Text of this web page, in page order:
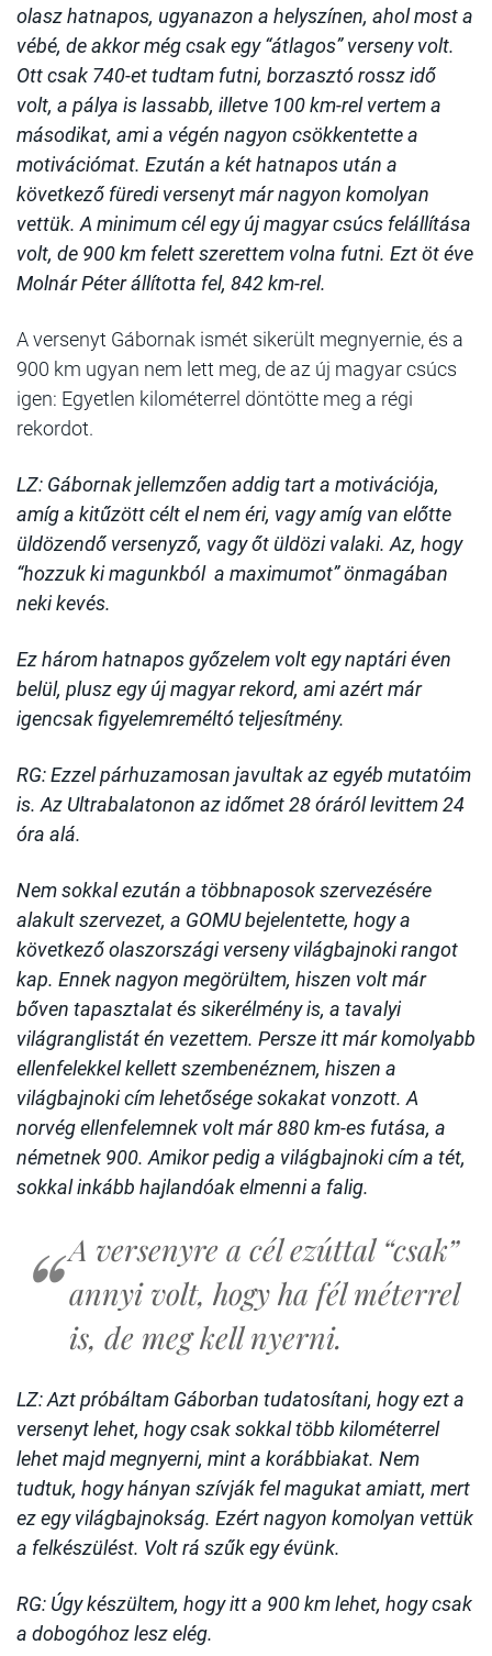
olasz hatnapos, ugyanazon a helyszínen, ahol most a
vébé, de akkor még csak egy “átlagos” verseny volt.
Ott csak 740-et tudtam futni, borzasztó rossz idő
volt, a pálya is lassabb, illetve 100 km-rel vertem a
másodikat, ami a végén nagyon csökkentette a
motivációmat. Ezután a két hatnapos után a
következő füredi versenyt már nagyon komolyan
vettük. A minimum cél egy új magyar csúcs felállítása
volt, de 900 km felett szerettem volna futni. Ezt öt éve
Molnár Péter állította fel, 842 km-rel.
A versenyt Gábornak ismét sikerült megnyernie, és a
900 km ugyan nem lett meg, de az új magyar csúcs
igen: Egyetlen kilométerrel döntötte meg a régi
rekordot.
LZ: Gábornak jellemzően addig tart a motivációja,
amíg a kitűzött célt el nem éri, vagy amíg van előtte
üldözendő versenyző, vagy őt üldözi valaki. Az, hogy
“hozzuk ki magunkból a maximumot” önmagában
neki kevés.
Ez három hatnapos győzelem volt egy naptári éven
belül, plusz egy új magyar rekord, ami azért már
igencsak figyelemreméltó teljesítmény.
RG: Ezzel párhuzamosan javultak az egyéb mutatóim
is. Az Ultrabalatonon az időmet 28 óráról levittem 24
óra alá.
Nem sokkal ezután a többnaposok szervezésére
alakult szervezet, a GOMU bejelentette, hogy a
következő olaszországi verseny világbajnoki rangot
kap. Ennek nagyon megörültem, hiszen volt már
bőven tapasztalat és sikerélmény is, a tavalyi
világranglistát én vezettem. Persze itt már komolyabb
ellenfelekkel kellett szembenéznem, hiszen a
világbajnoki cím lehetősége sokakat vonzott. A
norvég ellenfelemnek volt már 880 km-es futása, a
németnek 900. Amikor pedig a világbajnoki cím a tét,
sokkal inkább hajlandóak elmenni a falig.
A versenyre a cél ezúttal “csak”
annyi volt, hogy ha fél méterrel
is, de meg kell nyerni.
LZ: Azt próbáltam Gáborban tudatosítani, hogy ezt a
versenyt lehet, hogy csak sokkal több kilométerrel
lehet majd megnyerni, mint a korábbiakat. Nem
tudtuk, hogy hányan szívják fel magukat amiatt, mert
ez egy világbajnokság. Ezért nagyon komolyan vettük
a felkészülést. Volt rá szűk egy évünk.
RG: Úgy készültem, hogy itt a 900 km lehet, hogy csak
a dobogóhoz lesz elég.